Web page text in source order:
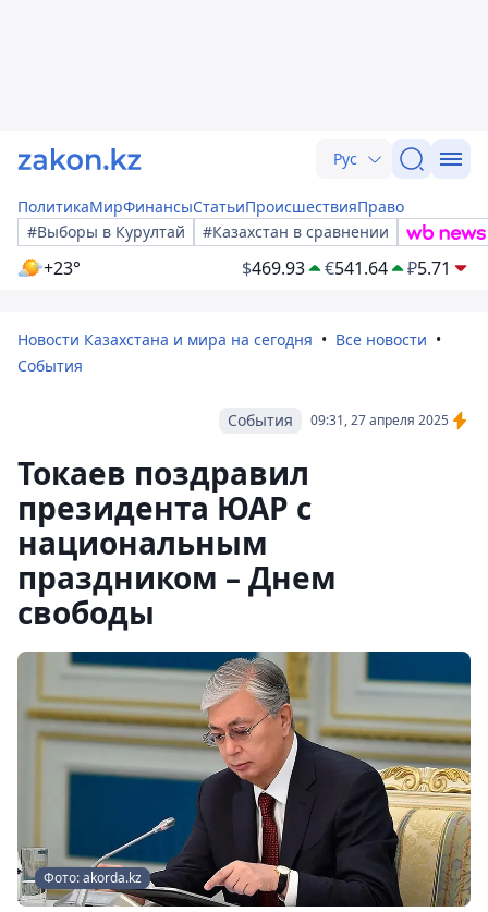
Рус
ПолитикаМирФинансыСтатьиПроисшествияПраво
#Выборы в Курултай
#Казахстан в сравнении
+23° $469.93 €541.64 ₽5.71
Новости Казахстана и мира на сегодня
Все новости
События
09:31, 27 апреля 2025
События
Токаев поздравил
президента ЮАР с
национальным
праздником – Днем
свободы
Фото: akorda.kz